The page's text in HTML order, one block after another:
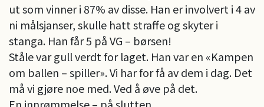
ut som vinner i 87% av disse. Han er involvert i 4 av
ni målsjanser, skulle hatt straffe og skyter i
stanga. Han får 5 på VG – børsen!
Ståle var gull verdt for laget. Han var en «Kampen
om ballen – spiller». Vi har for få av dem i dag. Det
må vi gjøre noe med. Ved å øve på det.
En innrømmelse – på slutten